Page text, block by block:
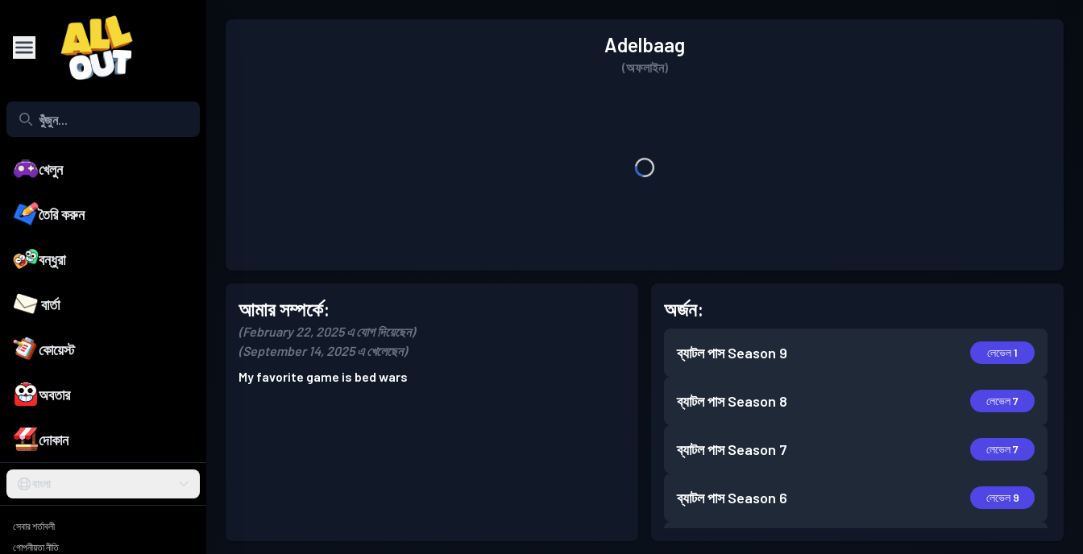
খেলুন
তৈরি করুন
বন্ধুরা
বার্তা
কোয়েস্ট
অবতার
দোকান
বাংলা
সেবার শর্তাবলী
গোপনীয়তা নীতি
Adelbaag
(অফলাইন)
আমার সম্পর্কে:
(February 22, 2025 এ যোগ দিয়েছেন)
(September 14, 2025 এ খেলেছেন)
My favorite game is bed wars
অর্জন:
ব্যাটল পাস Season 9 লেভেল 1
ব্যাটল পাস Season 8 লেভেল 7
ব্যাটল পাস Season 7 লেভেল 7
ব্যাটল পাস Season 6 লেভেল 9